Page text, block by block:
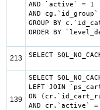
AND `active` = 1
AND cg.`id_group`
GROUP BY
ORDER BY
213 SELECT
139
SELECT
LEFT JOIN
ON
AND cr.`active` =